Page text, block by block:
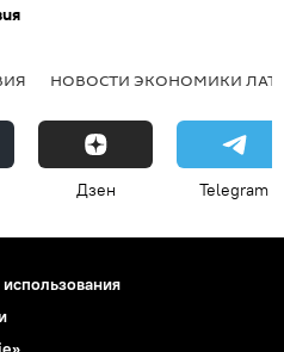
НОВОСТИ ЭКОНОМИКИ
Дзен Telegram